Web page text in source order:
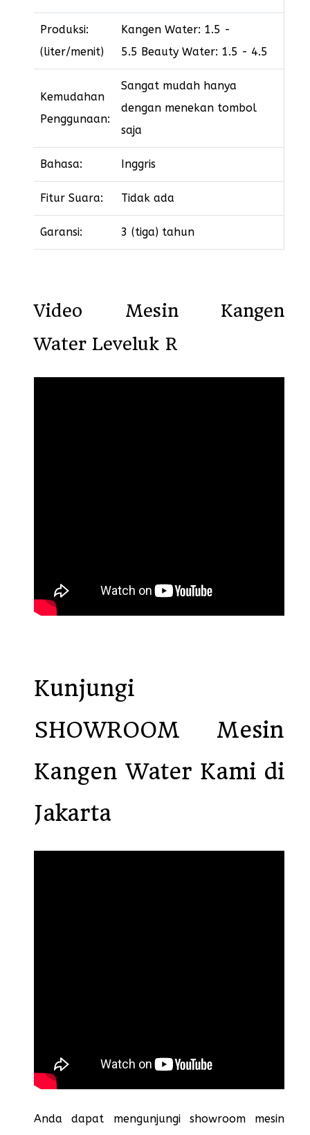
Produksi:
(liter/menit)
Kangen Water: 1.5 -
5.5 Beauty Water: 1.5 - 4.5
Kemudahan
Penggunaan:
Sangat mudah hanya
dengan menekan tombol
saja
Bahasa: Inggris
Fitur Suara: Tidak ada
Garansi: 3 (tiga) tahun
Video Mesin Kangen
Water Leveluk R
Kunjungi
SHOWROOM Mesin
Kangen Water Kami di
Jakarta
Anda dapat mengunjungi showroom mesin